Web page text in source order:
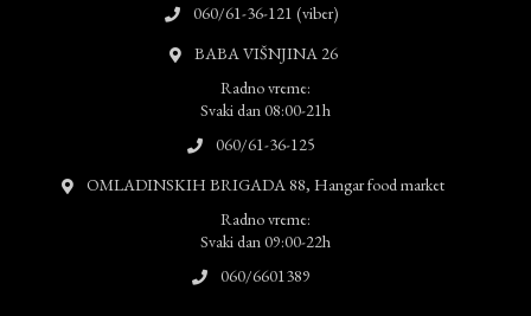
060/61-36-121 (viber)
BABA VIŠNJINA 26
Radno vreme:
Svaki dan 08:00-21h
060/61-36-125
OMLADINSKIH BRIGADA 88, Hangar food market
Radno vreme:
Svaki dan 09:00-22h
060/6601389